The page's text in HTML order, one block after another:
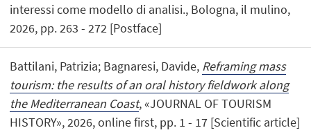
interessi come modello di analisi., Bologna, il mulino,
2026, pp. 263 - 272 [Postface]
Battilani, Patrizia; Bagnaresi, Davide, Reframing mass
tourism: the results of an oral history fieldwork along
the Mediterranean Coast, «JOURNAL OF TOURISM
HISTORY», 2026, online first, pp. 1 - 17 [Scientific article]